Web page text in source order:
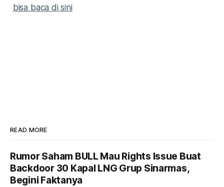
bisa baca di sini
READ MORE
Rumor Saham BULL Mau Rights Issue Buat
Backdoor 30 Kapal LNG Grup Sinarmas,
Begini Faktanya